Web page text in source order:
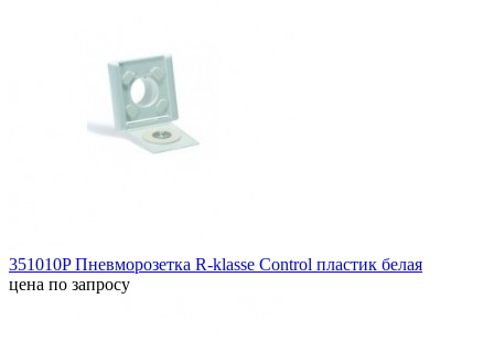
351010P Пневморозетка R-klasse Control пластик белая
цена по запросу